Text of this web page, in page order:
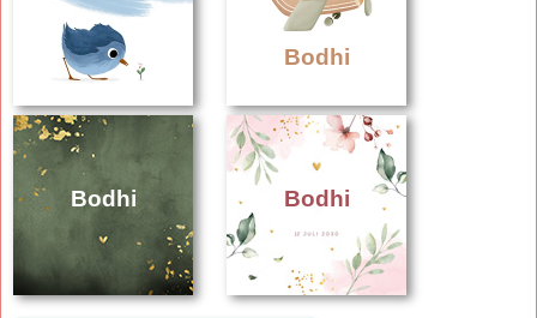
Bodhi
Bodhi Bodhi